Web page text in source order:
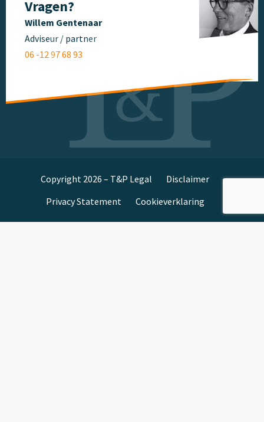
Vragen?
Willem Gentenaar
Adviseur / partner
06 -12 97 68 93
Copyright 2026 – T&P Legal
Disclaimer
Privacy Statement
Cookieverklaring